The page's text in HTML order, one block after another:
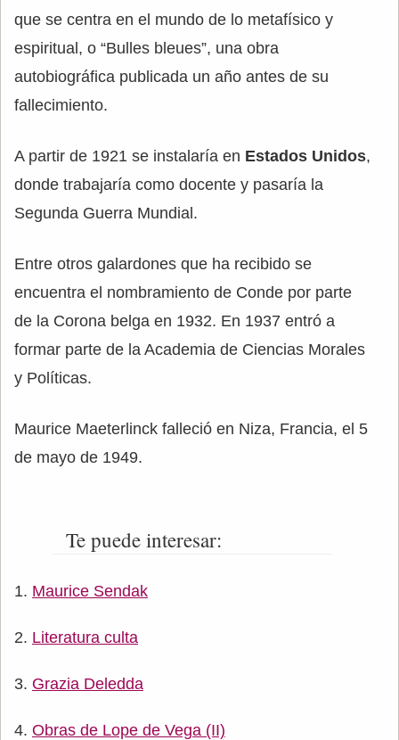
que se centra en el mundo de lo metafísico y
espiritual, o “Bulles bleues”, una obra
autobiográfica publicada un año antes de su
fallecimiento.
A partir de 1921 se instalaría en Estados Unidos,
donde trabajaría como docente y pasaría la
Segunda Guerra Mundial.
Entre otros galardones que ha recibido se
encuentra el nombramiento de Conde por parte
de la Corona belga en 1932. En 1937 entró a
formar parte de la Academia de Ciencias Morales
y Políticas.
Maurice Maeterlinck falleció en Niza, Francia, el 5
de mayo de 1949.
Te puede interesar:
Maurice Sendak
Literatura culta
Grazia Deledda
Obras de Lope de Vega (II)